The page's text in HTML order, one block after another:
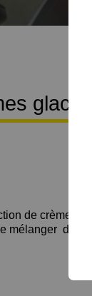
de crème
mélanger de